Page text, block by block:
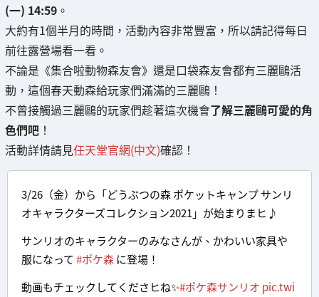
(一) 14:59 。
大約有1個半月的時間，活動內容非常豐富，所以請記得每日
前往露營場看一看。
不論是《集合啦動物森友會》還是口袋森友會都有三麗鷗活
動，這個春天動森給玩家們滿滿的三麗鷗！
不曾接觸過三麗鷗的玩家們趁著這次機會了解三麗鷗可愛的角
色們吧 ！
活動詳情請見任天堂官網(中文)確認！
3/26（金）から「どうぶつの森 ポケットキャンプ サンリ
オキャラクターズコレクション2021」が始まりまヒ♪
サンリオのキャラクターのみなさんが、かわいい家具や
服になって#ポケ森 に登場！
動画もチェックしてくださヒね✨#ポケ森サンリオ pic.twi